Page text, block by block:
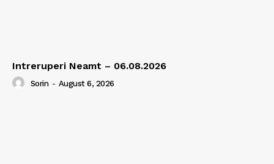
Intreruperi Neamt – 06.08.2026
Sorin - August 6, 2026